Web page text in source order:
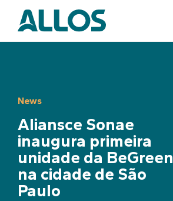
content
News
Aliansce Sonae
inaugura primeira
unidade da BeGreen
na cidade de São
Paulo